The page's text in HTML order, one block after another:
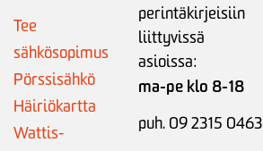
Tee
sähkösopimus
Pörssisähkö
Häiriökartta
Wattis-
perintäkirjeisiin
liittyvissä
asioissa:
ma-pe klo 8-18
puh. 09 2315 0463